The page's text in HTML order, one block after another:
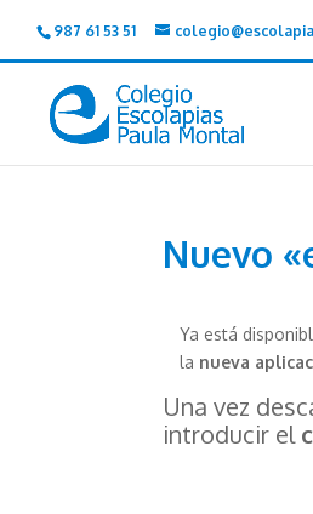
987 61 53 51
Nuevo
Ya está
la nueva
Una vez
introducir el